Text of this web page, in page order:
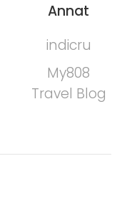
Annat
indicru
My808
Travel Blog